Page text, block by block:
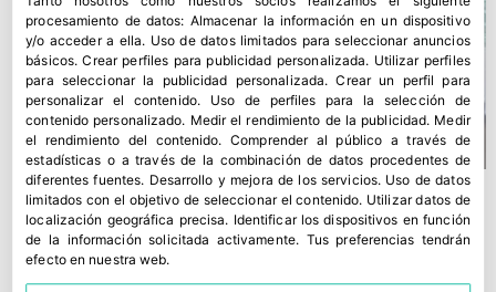
procesamiento de datos: Almacenar la información en un dispositivo
y/o acceder a ella. Uso de datos limitados para seleccionar anuncios
básicos.Crear perfiles para publicidad personalizada. Utilizar perfiles
para seleccionar la publicidad personalizada.Crear un perfil para
personalizar el contenido. Uso de perfiles para la selección de
contenido personalizado. Medir el rendimiento de la publicidad. Medir
el rendimiento del contenido.Comprender al público a través de
estadísticas o a través de la combinación de datos procedentes de
diferentes fuentes. Desarrollo y mejora de los servicios. Uso de datos
limitados con el objetivo de seleccionar el contenido. Utilizar datos de
localización geográfica precisa. Identificar los dispositivos en función
de la información solicitada activamente. Tus preferencias tendrán
efecto en nuestra web.